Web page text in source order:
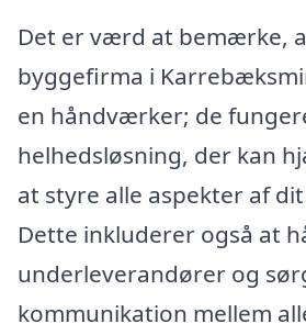
Det er værd at bemærke,
byggefirma i
en håndværker; de
helhedsløsning, der kan
at styre alle aspekter af
Dette inkluderer også at
underleverandører og
kommunikation mellem